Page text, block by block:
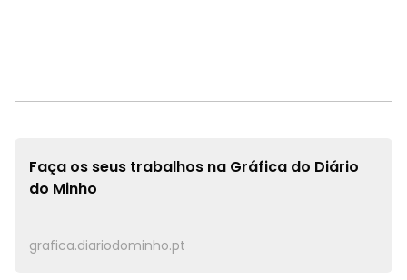
Faça os seus trabalhos na Gráfica do Diário
do Minho
grafica.diariodominho.pt